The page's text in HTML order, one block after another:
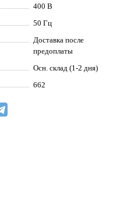
400 В
50 Гц
Доставка после
предоплаты
Осн. склад (1-2 дня)
662